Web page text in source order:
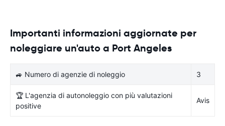
Importanti informazioni aggiornate per
noleggiare un'auto a Port Angeles
🚙 Numero di agenzie di noleggio 3
🏆 L'agenzia di autonoleggio con più valutazioni
positive
Avis